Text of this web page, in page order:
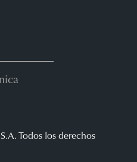
Todos los derechos